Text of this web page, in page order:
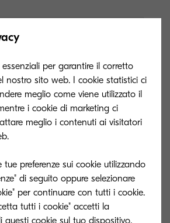
la gestione della carta
Per l’installazione dei
Finisher DF-791 e DF-770(D)
è necessaria l’opzione
P
per garantire il corretto
nostro sito web. I cookie statistici ci
meglio come viene utilizzato il
i cookie di marketing ci
meglio i contenuti ai visitatori
tue preferenze sui cookie utilizzando
di seguito oppure selezionare
per continuare con tutti i cookie.
tutti i cookie" accetti la
questi cookie sul tuo dispositivo.